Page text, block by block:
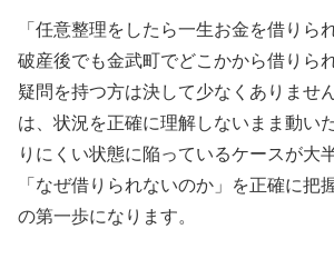
「任意整理をしたら一生お金を借りら
破産後でも金武町でどこかから借り
疑問を持つ方は決して少なくありませ
は、状況を正確に理解しないまま動い
りにくい状態に陥っているケースが大
「なぜ借りられないのか」を正確に把
の第一歩になります。